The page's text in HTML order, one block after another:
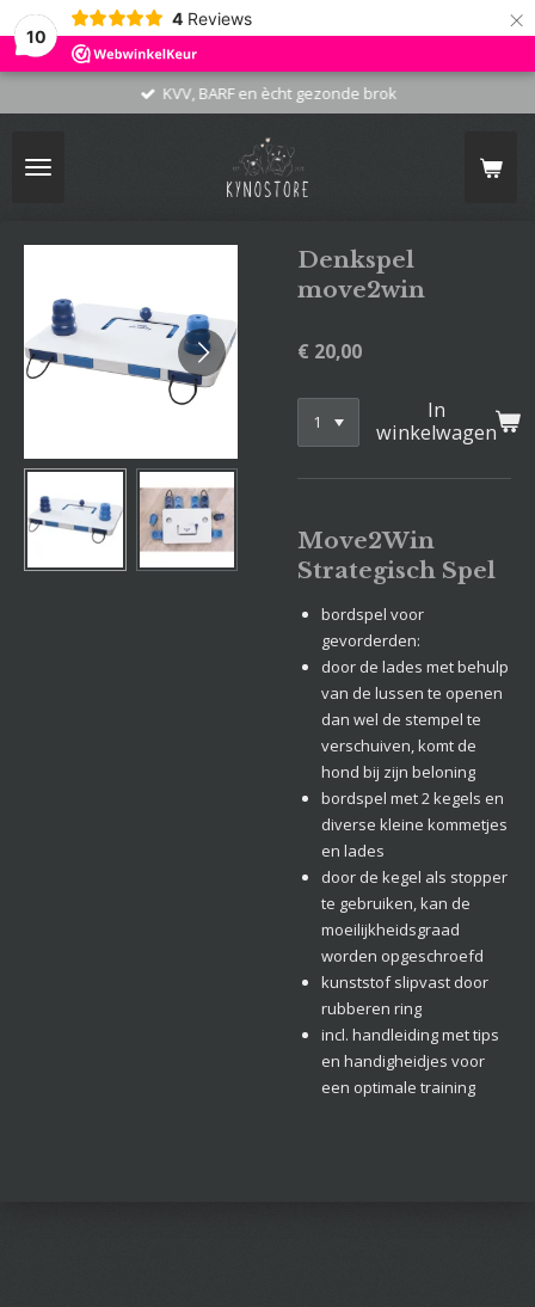
10
4 Reviews ×
KVV, BARF en ècht gezonde brok
Denkspel
move2win
€ 20,00
In
winkelwagen
Move2Win
Strategisch Spel
bordspel voor
gevorderden:
door de lades met behulp
van de lussen te openen
dan wel de stempel te
verschuiven, komt de
hond bij zijn beloning
bordspel met 2 kegels en
diverse kleine kommetjes
en lades
door de kegel als stopper
te gebruiken, kan de
moeilijkheidsgraad
worden opgeschroefd
kunststof slipvast door
rubberen ring
incl. handleiding met tips
en handigheidjes voor
een optimale training